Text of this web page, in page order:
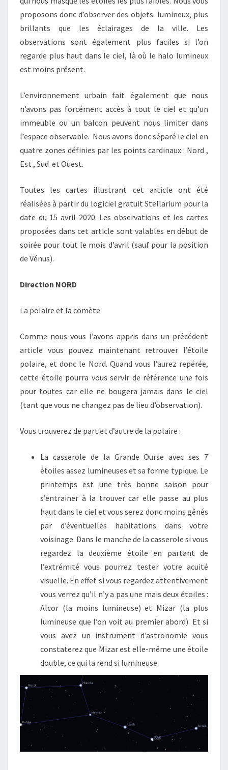
proposons donc d’observer des objets lumineux, plus
brillants que les éclairages de la ville. Les
observations sont également plus faciles si l’on
regarde plus haut dans le ciel, là où le halo lumineux
est moins présent.
L’environnement urbain fait également que nous
n’avons pas forcément accès à tout le ciel et qu’un
immeuble ou un balcon peuvent nous limiter dans
l’espace observable. Nous avons donc séparé le ciel en
quatre zones définies par les points cardinaux : Nord ,
Est , Sud et Ouest.
Toutes les cartes illustrant cet article ont été
réalisées à partir du logiciel gratuit Stellarium pour la
date du 15 avril 2020. Les observations et les cartes
proposées dans cet article sont valables en début de
soirée pour tout le mois d’avril (sauf pour la position
de Vénus).
Direction NORD
La polaire et la comète
Comme nous vous l’avons appris dans un précédent
article vous pouvez maintenant retrouver l’étoile
polaire, et donc le Nord. Quand vous l’aurez repérée,
cette étoile pourra vous servir de référence une fois
pour toutes car elle ne bougera jamais dans le ciel
(tant que vous ne changez pas de lieu d’observation).
Vous trouverez de part et d’autre de la polaire :
La casserole de la Grande Ourse avec ses 7
étoiles assez lumineuses et sa forme typique. Le
printemps est une très bonne saison pour
s’entrainer à la trouver car elle passe au plus
haut dans le ciel et vous serez donc moins gênés
par d’éventuelles habitations dans votre
voisinage. Dans le manche de la casserole si vous
regardez la deuxième étoile en partant de
l’extrémité vous pourrez tester votre acuité
visuelle. En effet si vous regardez attentivement
vous verrez qu’il n’y a pas une mais deux étoiles :
Alcor (la moins lumineuse) et Mizar (la plus
lumineuse que l’on voit au premier abord). Et si
vous avez un instrument d’astronomie vous
constaterez que Mizar est elle-même une étoile
double, ce qui la rend si lumineuse.